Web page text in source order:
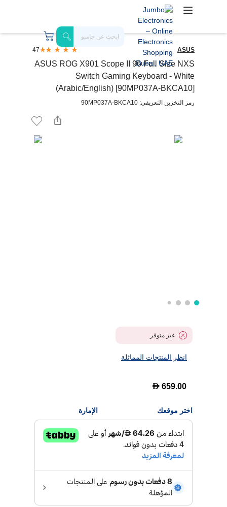
ASUS
47
ASUS ROG X901 Scope II 96 Full Size NXS
Switch Gaming Keyboard - White
(Arabic/English) [90MP037A-BKCA10]
رمز التخزين التعريفي: 90MP037A-BKCA10
غير متوفر
انظر المنتجات المماثلة
D 659.00
اختر موقعك الإمارة